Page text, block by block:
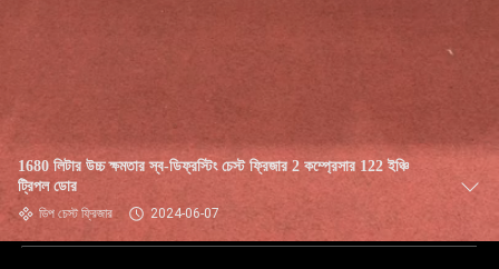
1680 লিটার উচ্চ ক্ষমতার স্ব-ডিফ্রস্টিং চেস্ট ফ্রিজার 2 কম্প্রেসার 122 ইঞ্চি
ট্রিপল ডোর
ডিপ চেস্ট ফ্রিজার 2024-06-07